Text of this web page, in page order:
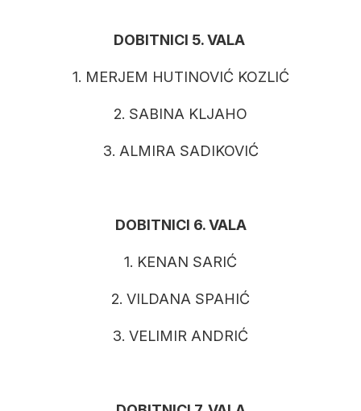
DOBITNICI 5. VALA
1. MERJEM HUTINOVIĆ KOZLIĆ
2. SABINA KLJAHO
3. ALMIRA SADIKOVIĆ
DOBITNICI 6. VALA
1. KENAN SARIĆ
2. VILDANA SPAHIĆ
3. VELIMIR ANDRIĆ